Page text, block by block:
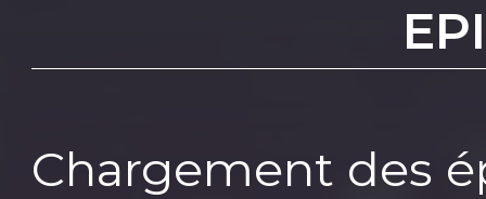
Chargement des